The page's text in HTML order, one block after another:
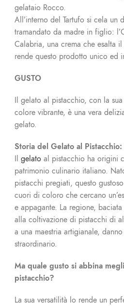
gelataio Rocco.
All’interno del Tartufo si cela un
tramandato da madre in figlio:
Calabria, una crema che esalta
rende questo prodotto unico ed
GUSTO
Il gelato al pistacchio, con la
colore vibrante, è una vera
gelato.
Storia del Gelato al Pistacchio:
Il gelato al pistacchio ha origini
patrimonio culinario italiano.
pistacchi pregiati, questo
cuori di coloro che cercano
e appagante. La regione,
alla coltivazione di pistacchi di
a una maestria artigianale,
straordinario.
Ma quale gusto si abbina
pistacchio?
La sua versatilità lo rende un